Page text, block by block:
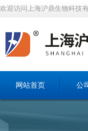
欢迎访问上海沪鼎生物科技
网站首页 公